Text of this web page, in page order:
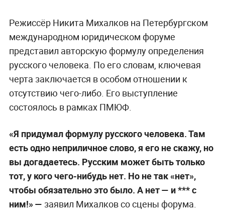
Режиссёр Никита Михалков на Петербургском
международном юридическом форуме
представил авторскую формулу определения
русского человека. По его словам, ключевая
черта заключается в особом отношении к
отсутствию чего-либо. Его выступление
состоялось в рамках ПМЮФ.
«Я придумал формулу русского человека. Там
есть одно неприличное слово, я его не скажу, но
вы догадаетесь. Русским может быть только
тот, у кого чего-нибудь нет. Но не так «нет»,
чтобы обязательно это было. А нет — и *** с
ним!» — заявил Михалков со сцены форума.